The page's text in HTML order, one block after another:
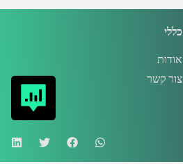
כללי
אודות
צור קשר